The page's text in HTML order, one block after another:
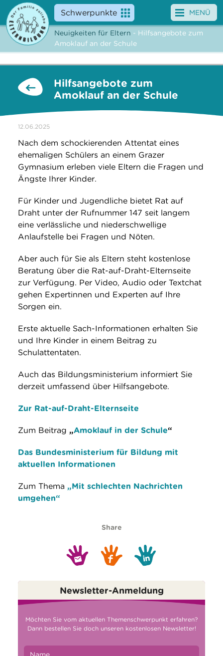
Schwerpunkte
Angebote
News
Suche
MENÜ
Neuigkeiten für Eltern - Hilfsangebote zum
Amoklauf an der Schule
Hilfsangebote zum
Amoklauf an der Schule
12.06.2025
Nach dem schockierenden Attentat eines
ehemaligen Schülers an einem Grazer
Gymnasium erleben viele Eltern die Fragen und
Ängste Ihrer Kinder.
Für Kinder und Jugendliche bietet Rat auf
Draht unter der Rufnummer 147 seit langem
eine verlässliche und niederschwellige
Anlaufstelle bei Fragen und Nöten.
Aber auch für Sie als Eltern steht kostenlose
Beratung über die Rat-auf-Draht-Elternseite
zur Verfügung. Per Video, Audio oder Textchat
gehen Expertinnen und Experten auf Ihre
Sorgen ein.
Erste aktuelle Sach-Informationen erhalten Sie
und Ihre Kinder in einem Beitrag zu
Schulattentaten.
Auch das Bildungsministerium informiert Sie
derzeit umfassend über Hilfsangebote.
Zur Rat-auf-Draht-Elternseite
Zum Beitrag „Amoklauf in der Schule“
Das Bundesministerium für Bildung mit
aktuellen Informationen
Zum Thema „Mit schlechten Nachrichten
umgehen“
Share
Newsletter-Anmeldung
Möchten Sie vom aktuellen Themenschwerpunkt erfahren?
Dann bestellen Sie doch unseren kostenlosen Newsletter!